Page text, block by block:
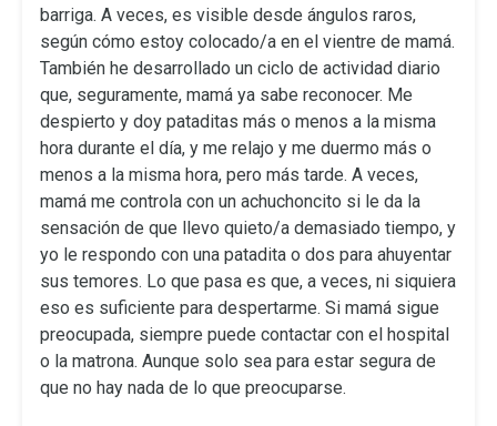
barriga. A veces, es visible desde ángulos raros,
según cómo estoy colocado/a en el vientre de mamá.
También he desarrollado un ciclo de actividad diario
que, seguramente, mamá ya sabe reconocer. Me
despierto y doy pataditas más o menos a la misma
hora durante el día, y me relajo y me duermo más o
menos a la misma hora, pero más tarde. A veces,
mamá me controla con un achuchoncito si le da la
sensación de que llevo quieto/a demasiado tiempo, y
yo le respondo con una patadita o dos para ahuyentar
sus temores. Lo que pasa es que, a veces, ni siquiera
eso es suficiente para despertarme. Si mamá sigue
preocupada, siempre puede contactar con el hospital
o la matrona. Aunque solo sea para estar segura de
que no hay nada de lo que preocuparse.